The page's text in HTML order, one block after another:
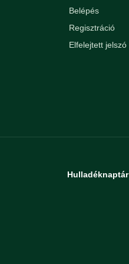
Belépés
Regisztráció
Elfelejtett jelszó
Hulladéknaptár